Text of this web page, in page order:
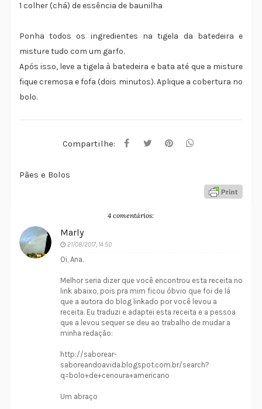
1 colher (chá) de essência de baunilha
Ponha todos os ingredientes na tigela da batedeira e
misture tudo com um garfo.
Após isso, leve a tigela à batedeira e bata até que a misture
fique cremosa e fofa (dois minutos). Aplique a cobertura no
bolo.
Compartilhe:
Pães e Bolos
4 comentários:
Marly
21/08/2017, 14:50
Oi, Ana.
Melhor seria dizer que você encontrou esta receita no
link abaixo, pois pra mim ficou óbvio que foi de lá
que a autora do blog linkado por você levou a
receita. Eu traduzi e adaptei esta receita e a pessoa
que a levou sequer se deu ao trabalho de mudar a
minha redação:
http://saborear-
saboreandoavida.blogspot.com.br/search?
q=bolo+de+cenoura+americano
Um abraço